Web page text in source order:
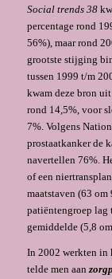
Social trends 38
percentage rond
56%), maar rond
grootste stijging
tussen 1999 t/m
kwam deze bron
rond 14,5%, voor
7%. Volgens
prostaatkanker de
navertellen 76%.
of een
maatstaven (63
patiëntengroep lag
gemiddelde (5,8
In 2002 werkten in
telde men aan